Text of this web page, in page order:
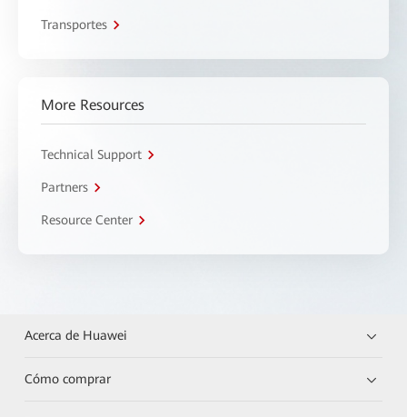
Transportes
More Resources
Technical Support
Partners
Resource Center
Acerca de Huawei
Cómo comprar